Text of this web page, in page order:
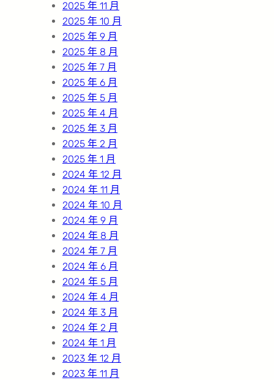
2025 年 11 月
2025 年 10 月
2025 年 9 月
2025 年 8 月
2025 年 7 月
2025 年 6 月
2025 年 5 月
2025 年 4 月
2025 年 3 月
2025 年 2 月
2025 年 1 月
2024 年 12 月
2024 年 11 月
2024 年 10 月
2024 年 9 月
2024 年 8 月
2024 年 7 月
2024 年 6 月
2024 年 5 月
2024 年 4 月
2024 年 3 月
2024 年 2 月
2024 年 1 月
2023 年 12 月
2023 年 11 月